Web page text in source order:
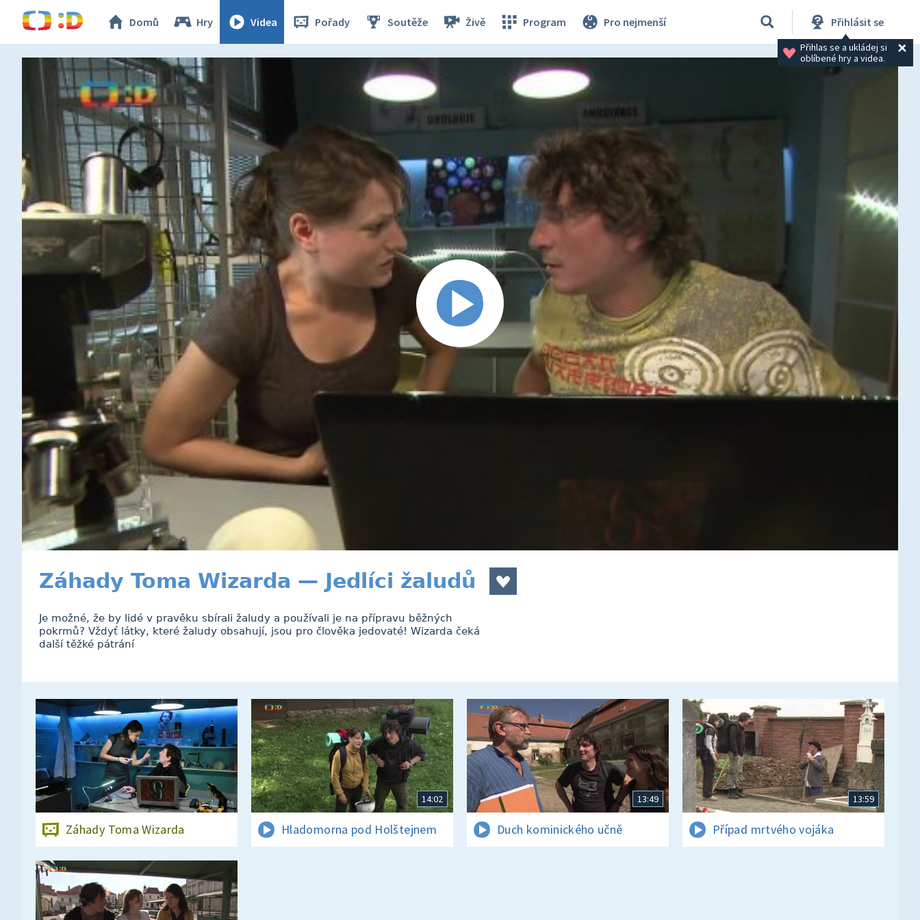
Domů Hry Videa Pořady Soutěže Živě Program Pro nejmenší Přihlásit se
Přihlas se a ukládej si
oblíbené hry a videa.
Záhady Toma Wizarda — Jedlíci žaludů
Je možné, že by lidé v pravěku sbírali žaludy a používali je na přípravu běžných
pokrmů? Vždyť látky, které žaludy obsahují, jsou pro člověka jedovaté! Wizarda čeká
další těžké pátrání
Záhady Toma Wizarda
14:02
Hladomorna pod Holštejnem
13:49
Duch kominického učně
13:59
Případ mrtvého vojáka